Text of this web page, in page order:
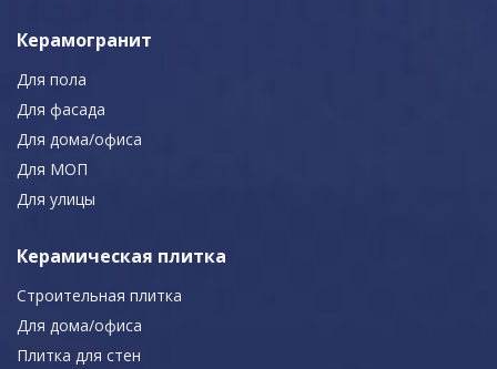
Керамогранит
Для пола
Для фасада
Для дома/офиса
Для МОП
Для улицы
Керамическая плитка
Строительная плитка
Для дома/офиса
Плитка для стен